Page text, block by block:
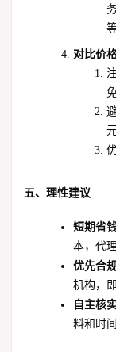
对比价
五、理性建议
短期省
本，代
优先合
机构，
自主核
料和时